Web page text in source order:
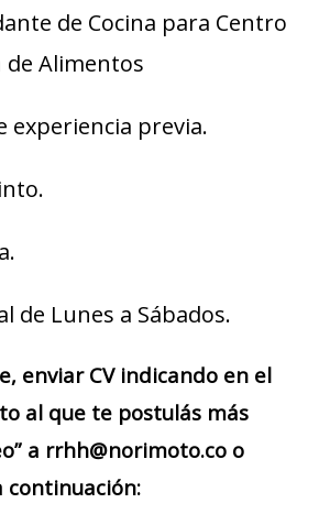
de Cocina para Centro
de Alimentos
experiencia previa.
de Lunes a Sábados.
enviar CV indicando en el
al que te postulás más
a rrhh@norimoto.co o
continuación: